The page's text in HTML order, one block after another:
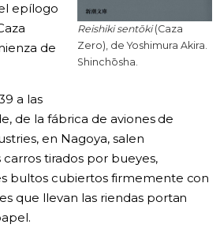
Reishiki sentōki(Caza
Zero), de Yoshimura Akira.
Shinchōsha.
epílogo
de
a las
de la fábrica de aviones de
en Nagoya, salen
tirados por bueyes,
bultos cubiertos firmemente con
que llevan las riendas portan